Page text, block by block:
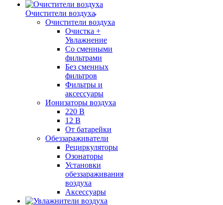
Очистители воздуха
Очистители воздуха
Очистка +
Увлажнение
Cо сменными
фильтрами
Без сменных
фильтров
Фильтры и
аксессуары
Ионизаторы воздуха
220 В
12 В
От батарейки
Обеззараживатели
Рециркуляторы
Озонаторы
Установки
обеззараживания
воздуха
Аксессуары